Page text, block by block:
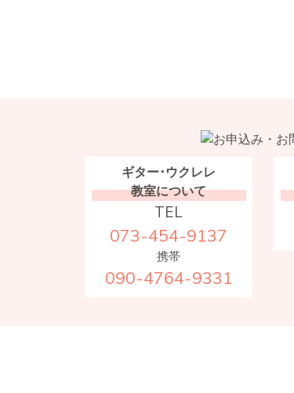
ギター･ウクレレ
教室について
TEL
073-454-9137
携帯
090-4764-9331